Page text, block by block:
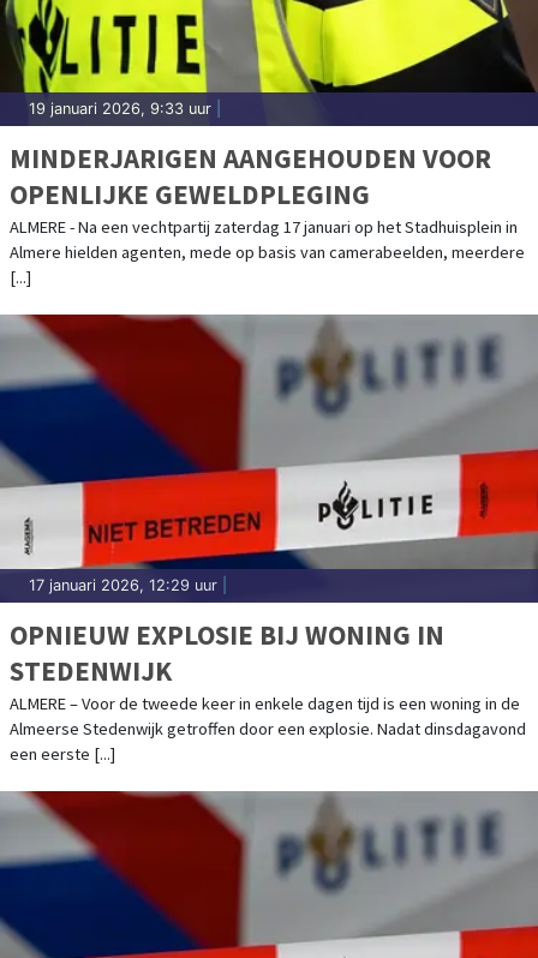
19 januari 2026, 9:33 uur
MINDERJARIGEN AANGEHOUDEN VOOR
OPENLIJKE GEWELDPLEGING
ALMERE - Na een vechtpartij zaterdag 17 januari op het Stadhuisplein in
Almere hielden agenten, mede op basis van camerabeelden, meerdere
[...]
17 januari 2026, 12:29 uur
OPNIEUW EXPLOSIE BIJ WONING IN
STEDENWIJK
ALMERE – Voor de tweede keer in enkele dagen tijd is een woning in de
Almeerse Stedenwijk getroffen door een explosie. Nadat dinsdagavond
een eerste [...]